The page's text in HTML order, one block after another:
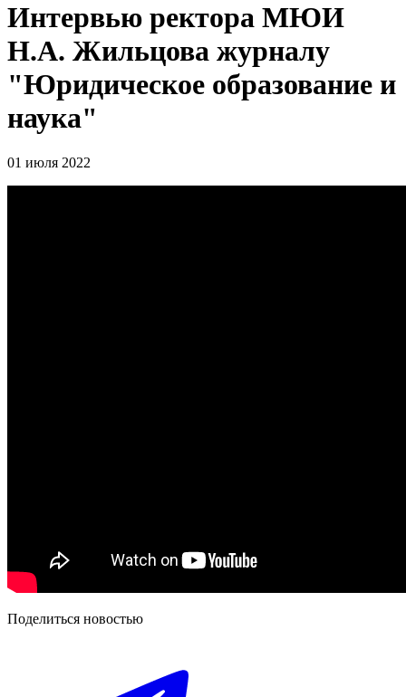
Интервью ректора МЮИ
Н.А. Жильцова журналу
"Юридическое образование и
наука"
01 июля 2022
Поделиться новостью